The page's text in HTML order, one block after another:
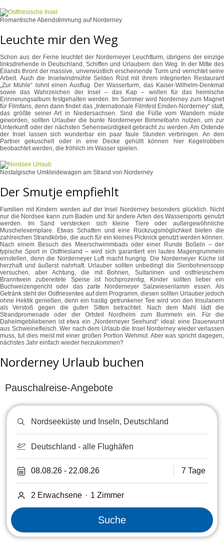
Romantische Abendstimmung auf Norderney
Leuchte mir den Weg
Schon aus der Ferne leuchtet der Norderneyer Leuchtturm, übrigens der einzige
linksdrehende in Deutschland, Schiffen und Urlaubern den Weg. In der Mitte des
Eilands thront der massive, unverwüstlich erscheinende Turm und verrichtet seine
Arbeit. Auch die Inselwindmühle Selden Rüst mit ihrem integrierten Restaurant
„Zur Mühle“ lohnt einen Ausflug. Der Wasserturm, das Kaiser-Wilhelm-Denkmal
sowie das Wahrzeichen der Insel – das Kap – wollen für das heimische
Erinnerungsalbum festgehalten werden. Im Sommer wird Norderney zum Magnet
für Filmfans, denn dann findet das „Internationale Filmfest Emden-Norderney“ statt,
das größte seiner Art in Niedersachsen. Sind die Füße vom Wandern müde
geworden, sollten Urlauber die bunte Norderneyer Bimmelbahn nutzen, um zur
Unterkunft oder der nächsten Sehenswürdigkeit gebracht zu werden. Am Ostende
der Insel lassen sich wunderbar ein paar faule Stunden verbringen. An den
Partner gekuschelt oder in eine Decke gehüllt können hier Kegelrobben
beobachtet werden, die fröhlich im Wasser spielen.
Nostalgische Umkleidewagen am Strand von Norderney
Der Smutje empfiehlt
Familien mit Kindern werden auf der Insel Norderney besonders glücklich. Nicht
nur die Nordsee kann zum Baden und für andere Arten des Wassersports genutzt
werden. Im Sand verstecken sich kleine Tiere oder außergewöhnliche
Muschelexemplare. Etwas Schatten und eine Rückzugsmöglichkeit bieten die
zahlreichen Strandkörbe, die auch für ein kleines Picknick genutzt werden können.
Nach einem Besuch des Meerschwimmbads oder einer Runde Boßeln – der
typische Sport in Ostfriesland – wird sich garantiert ein lautes Magengrummeln
einstellen, denn die Norderneyer Luft macht hungrig. Die Norderneyer Küche ist
herzhaft und äußerst nahrhaft. Urlauber sollten unbedingt die Sienbohnensopp
versuchen, aber Achtung, die mit Bohnen, Sultaninen und ostfriesischem
Branntwein zubereitete Speise ist hochprozentig, Kinder sollten lieber ein
Buchweizengericht oder das zarte Norderneyer Salzwiesenlamm essen. Als
Getränk steht der Ostfriesentee auf dem Programm, diesen sollten Urlauber jedoch
ohne Hektik genießen, denn ein hastig getrunkener Tee wird von den Insulanern
als Verstoß gegen die guten Sitten betrachtet. Nach dem Mahl lädt die
Strandpromenade oder der Ortsteil Nordhelm zum Bummeln ein. Für die
Daheimgebliebenen ist etwa ein „Norderneyer Seehund“ ideal: eine Dauerwurst
aus Schweinefleisch. Wer nach dem Urlaub die Insel Norderney wieder verlassen
muss, tut dies meist mit einer großen Portion Wehmut. Aber was spricht dagegen,
nächstes Jahr einfach wieder herzukommen?
Norderney Urlaub buchen